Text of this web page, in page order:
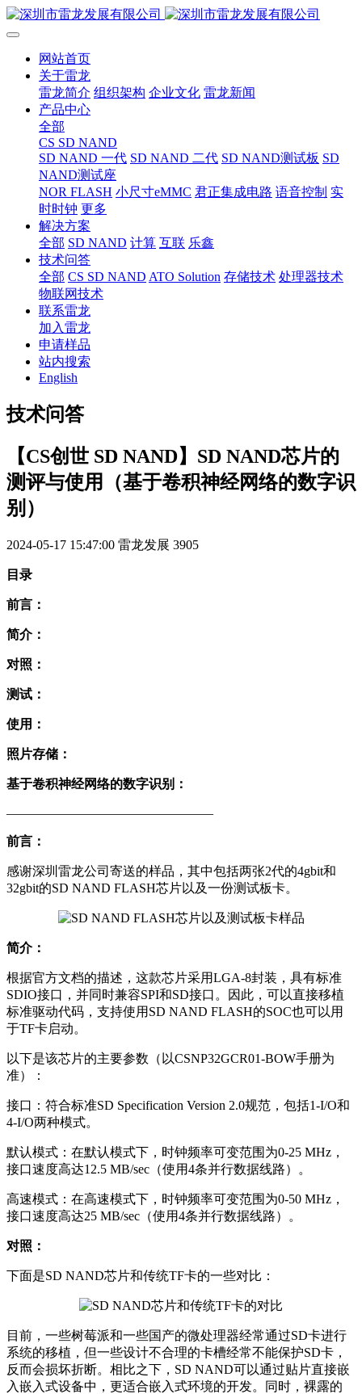
网站首页
关于雷龙
雷龙简介 组织架构 企业文化 雷龙新闻
产品中心
全部
CS SD NAND
SD NAND 一代 SD NAND 二代 SD NAND测试板 SD
NAND测试座
NOR FLASH 小尺寸eMMC 君正集成电路 语音控制 实
时时钟 更多
解决方案
全部 SD NAND 计算 互联 乐鑫
技术问答
全部 CS SD NAND ATO Solution 存储技术 处理器技术
物联网技术
联系雷龙
加入雷龙
申请样品
站内搜索
English
技术问答
【CS创世 SD NAND】SD NAND芯片的
测评与使用（基于卷积神经网络的数字识
别）
2024-05-17 15:47:00 雷龙发展 3905
目录
前言：
简介：
对照：
测试：
使用：
照片存储：
基于卷积神经网络的数字识别：
————————————————
前言：
感谢深圳雷龙公司寄送的样品，其中包括两张2代的4gbit和
32gbit的SD NAND FLASH芯片以及一份测试板卡。
简介：
根据官方文档的描述，这款芯片采用LGA-8封装，具有标准
SDIO接口，并同时兼容SPI和SD接口。因此，可以直接移植
标准驱动代码，支持使用SD NAND FLASH的SOC也可以用
于TF卡启动。
以下是该芯片的主要参数（以CSNP32GCR01-BOW手册为
准）：
接口：符合标准SD Specification Version 2.0规范，包括1-I/O和
4-I/O两种模式。
默认模式：在默认模式下，时钟频率可变范围为0-25 MHz，
接口速度高达12.5 MB/sec（使用4条并行数据线路）。
高速模式：在高速模式下，时钟频率可变范围为0-50 MHz，
接口速度高达25 MB/sec（使用4条并行数据线路）。
对照：
下面是SD NAND芯片和传统TF卡的一些对比：
目前，一些树莓派和一些国产的微处理器经常通过SD卡进行
系统的移植，但一些设计不合理的卡槽经常不能保护SD卡，
反而会损坏折断。相比之下，SD NAND可以通过贴片直接嵌
入嵌入式设备中，更适合嵌入式环境的开发。同时，裸露的